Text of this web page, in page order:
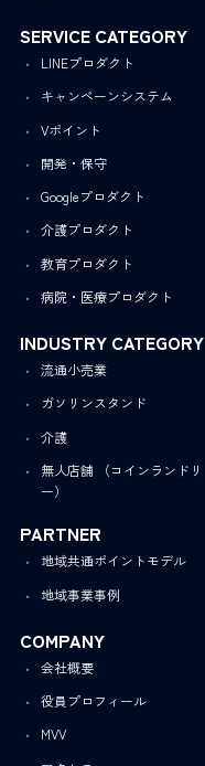
SERVICE CATEGORY
LINEプロダクト
キャンペーンシステム
Vポイント
開発・保守
Googleプロダクト
介護プロダクト
教育プロダクト
病院・医療プロダクト
INDUSTRY CATEGORY
流通小売業
ガソリンスタンド
介護
無人店舗 （コインランドリ
ー）
PARTNER
地域共通ポイントモデル
地域事業事例
COMPANY
会社概要
役員プロフィール
MVV